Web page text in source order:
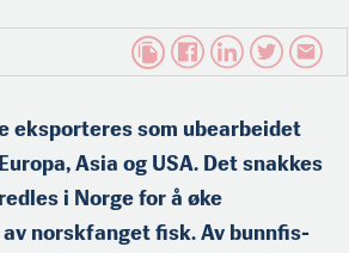
eksporteres som ubearbeidet
Asia og USA. Det snakkes
i Norge for å øke
norskfanget fisk. Av bunnfis­